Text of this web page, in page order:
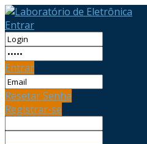
Entrar
Entrar
Resetar Senha
Registrar-se